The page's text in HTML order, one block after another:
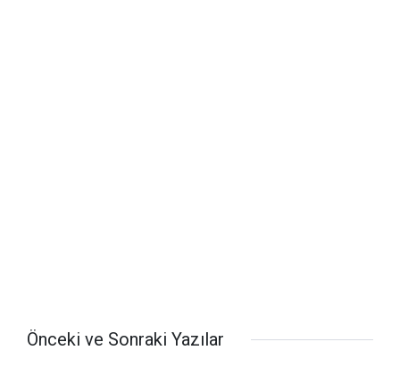
Önceki ve Sonraki Yazılar